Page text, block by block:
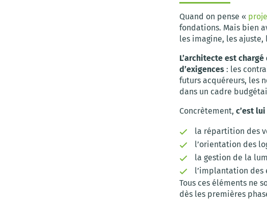
Quand on pense «
fondations. Mais bien
les imagine, les
L’architecte est
d’exigences : les
futurs acquéreurs, les
dans un cadre
Concrètement, c’est
la répartition des
l’orientation des
la gestion de la
l’implantation des
Tous ces éléments ne
dès les premières